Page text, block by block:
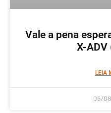
Vale a pena
X-ADV
LEIA
05/